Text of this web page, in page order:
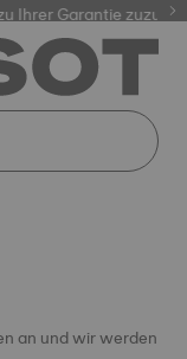
Garantie
an und wir werden